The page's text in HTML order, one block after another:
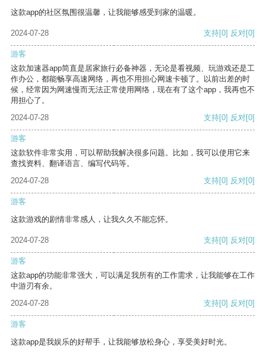
这款app的社区氛围很温馨，让我能够感受到家的温暖。
2024-07-28 支持[0] 反对[0]
游客
这款加速器app简直是居家旅行必备神器，无论是看视频、玩游戏还是工
作办公，都能畅享高速网络，再也不用担心网速卡顿了。以前出差的时
候，经常因为网速慢而无法正常使用网络，现在有了这个app，我再也不
用担心了。
2024-07-28
支持[0] 反对[0]
游客
这款软件非常实用，可以帮助我解决很多问题。比如，我可以使用它来
查找资料、翻译语言、编写代码等。
2024-07-28
支持[0] 反对[0]
游客
这款游戏的剧情非常感人，让我久久不能忘怀。
2024-07-28 支持[0] 反对[0]
游客
这款app的功能非常强大，可以满足我所有的工作需求，让我能够在工作
中游刃有余。
2024-07-28
支持[0] 反对[0]
游客
这款app是我娱乐的好帮手，让我能够放松身心，享受美好时光。